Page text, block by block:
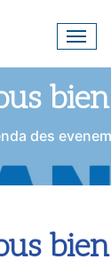
bien
des
bien